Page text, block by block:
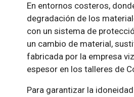
En entornos costeros,
degradación de los
con un sistema de
un cambio de material,
fabricada por la empresa
espesor en los talleres de
Para garantizar la